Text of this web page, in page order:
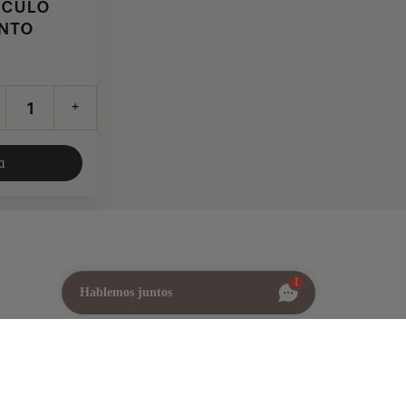
+
Hablemos juntos
1